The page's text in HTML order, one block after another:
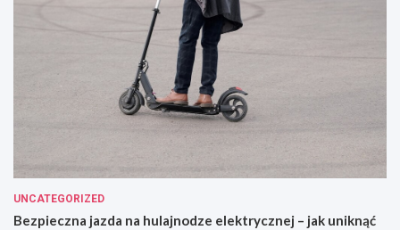
UNCATEGORIZED
Bezpieczna jazda na hulajnodze elektrycznej – jak uniknąć